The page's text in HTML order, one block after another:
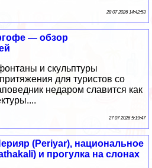
28 07 2026 14:42:53
— обзор
и скульптуры
для туристов со
недаром славится как
27 07 2026 5:19:47
(Periyar), национальное
и прогулка на слонах